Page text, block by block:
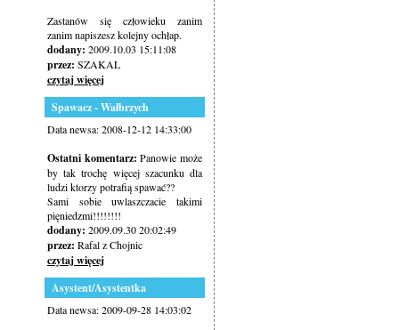
Zastanów się człowieku zanim
zanim napiszesz kolejny ochłap.
dodany: 2009.10.03 15:11:08
przez: SZAKAL
czytaj więcej
Spawacz - Wałbrzych
Data newsa: 2008-12-12 14:33:00
Ostatni komentarz: Panowie może
by tak trochę więcej szacunku dla
ludzi ktorzy potrafią spawać??
Sami sobie uwlaszczacie takimi
pięniedzmi!!!!!!!!
dodany: 2009.09.30 20:02:49
przez: Rafal z Chojnic
czytaj więcej
Asystent/Asystentka
Data newsa: 2009-09-28 14:03:02